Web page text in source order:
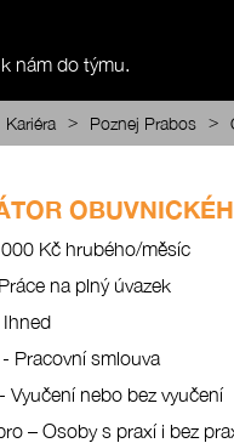
nám do týmu.
Kariéra > Poznej Prabos >
Kč hrubého/měsíc
na plný úvazek
Pracovní smlouva
Vyučení nebo bez vyučení
– Osoby s praxí i bez